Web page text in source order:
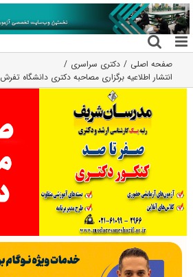
رفتن
به
محتوا
صفحه اصلی
دکتری سراسری
انتشار اطلاعیه برگزاری مصاحبه دکتری دانشگاه تفرش ۱۴۰۴